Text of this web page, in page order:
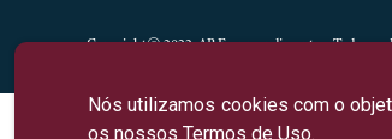
Copyright© 2022, AP Empreendimentos. Todos os
Nós utilizamos cookies com o
os nossos Termos de Uso.